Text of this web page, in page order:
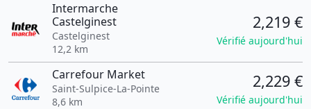
Intermarche
Castelginest
Castelginest
12,2 km
2,219 €
Vérifié aujourd'hui
Carrefour Market
Saint-Sulpice-La-Pointe
8,6 km
2,229 €
Vérifié aujourd'hui